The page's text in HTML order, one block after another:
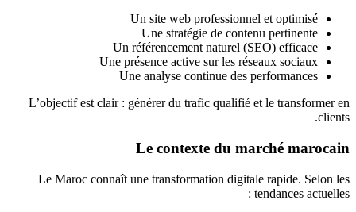
Un site web professionnel et optimisé
Une stratégie de contenu pertinente
Un référencement naturel (SEO) efficace
Une présence active sur les réseaux sociaux
Une analyse continue des performances
L’objectif est clair : générer du trafic qualifié et le transformer en
clients.
Le contexte du marché marocain
Le Maroc connaît une transformation digitale rapide. Selon les
tendances actuelles :